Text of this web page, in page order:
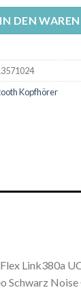
Menge
IN DEN
Kopfhörer
Link380a
Schwarz Noise